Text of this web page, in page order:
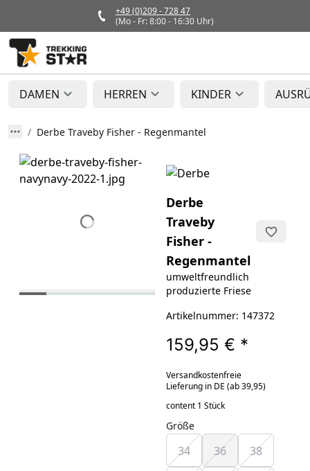
+49 (0)209 - 728 47
(Mo - Fr: 8:00 - 16:30 Uhr)
DAMEN HERREN KINDER
Derbe Traveby Fisher - Regenmantel
Derbe
Traveby
Fisher -
Regenmantel
umweltfreundlich
produzierte Friese
Artikelnummer: 147372
159,95 € *
Versandkostenfreie
Lieferung in DE (ab 39,95)
content 1 Stück
Größe
34 36 38